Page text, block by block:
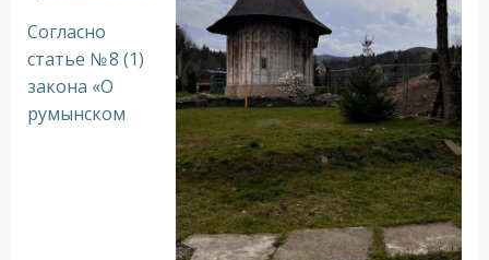
Согласно
статье № 8 (1)
закона «О
румынском